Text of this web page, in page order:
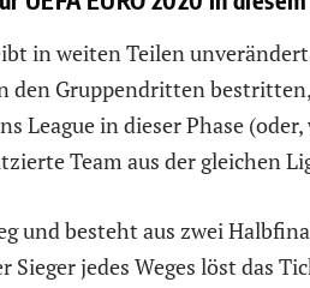
in weiten Teilen
den Gruppendritten
League in dieser Phase
Team aus der gleichen
und besteht aus zwei
jedes Weges löst das